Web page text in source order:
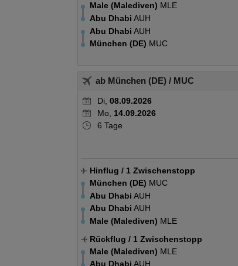
Male (Malediven) MLE
Abu Dhabi AUH
Abu Dhabi AUH
München (DE) MUC
ab München (DE) / MUC
Di, 08.09.2026
Mo, 14.09.2026
6 Tage
Hinflug / 1 Zwischenstopp
München (DE) MUC
Abu Dhabi AUH
Abu Dhabi AUH
Male (Malediven) MLE
Rückflug / 1 Zwischenstopp
Male (Malediven) MLE
Abu Dhabi AUH